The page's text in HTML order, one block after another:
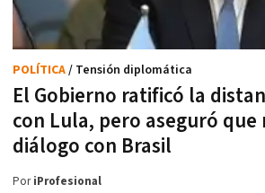
El Gobierno ratificó la
con Lula, pero aseguró
diálogo con Brasil
POLÍTICA/ Tensión diplomática
PoriProfesional